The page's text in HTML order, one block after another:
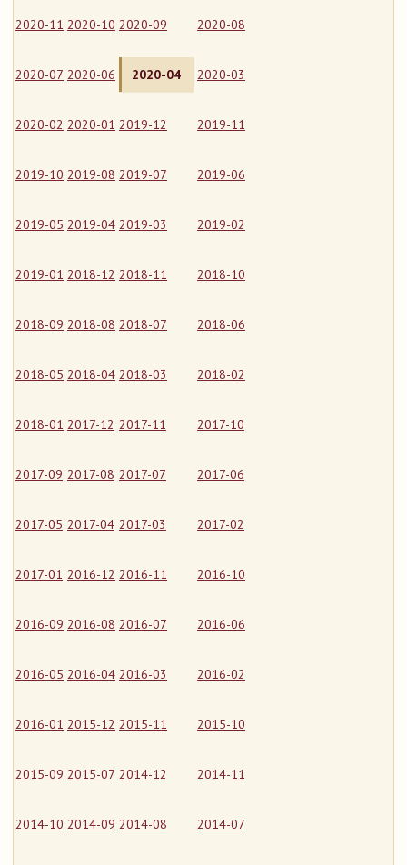
2020-11 2020-10 2020-09 2020-08
2020-07 2020-06 2020-04 2020-03
2020-02 2020-01 2019-12 2019-11
2019-10 2019-08 2019-07 2019-06
2019-05 2019-04 2019-03 2019-02
2019-01 2018-12 2018-11 2018-10
2018-09 2018-08 2018-07 2018-06
2018-05 2018-04 2018-03 2018-02
2018-01 2017-12 2017-11 2017-10
2017-09 2017-08 2017-07 2017-06
2017-05 2017-04 2017-03 2017-02
2017-01 2016-12 2016-11 2016-10
2016-09 2016-08 2016-07 2016-06
2016-05 2016-04 2016-03 2016-02
2016-01 2015-12 2015-11 2015-10
2015-09 2015-07 2014-12 2014-11
2014-10 2014-09 2014-08 2014-07